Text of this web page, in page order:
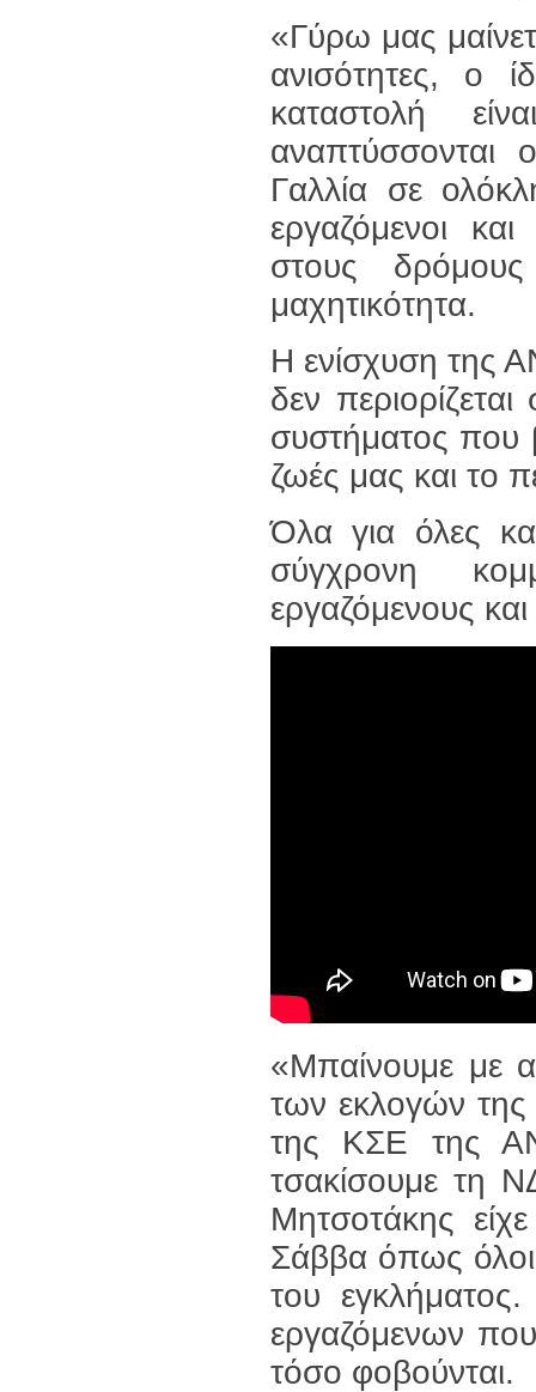
«Γύρω μας
ανισότητες, ο
καταστολή
αναπτύσσονται
Γαλλία σε
εργαζόμενοι
στους δρόμους
μαχητικότητα.
Η ενίσχυση της
δεν
συστήματος που
ζωές μας και το
Όλα για όλες
σύγχρονη
εργαζόμενους
«Μπαίνουμε με
των εκλογών της
της ΚΣΕ της
τσακίσουμε τη
Μητσοτάκης
Σάββα όπως
του
εργαζόμενων
τόσο φοβούνται.